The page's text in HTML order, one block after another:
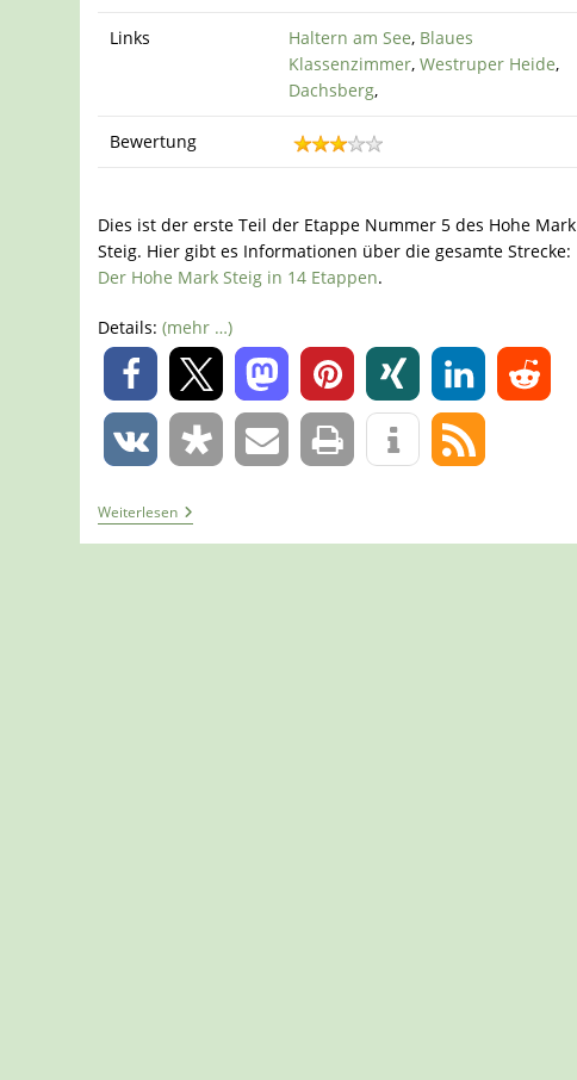
Links Haltern am See, Blaues
Klassenzimmer,Westruper Heide,
Dachsberg,
Bewertung
Dies ist der erste Teil der Etappe Nummer 5 des Hohe Mark
Steig. Hier gibt es Informationen über die gesamte Strecke:
Der Hohe Mark Steig in 14 Etappen.
Details:(mehr …)
0
0
WeiterlesenTour
1297
–